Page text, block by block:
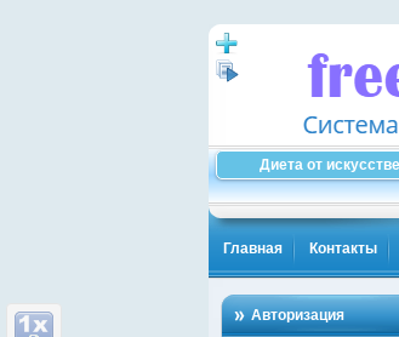
Диета от
Главная Контакты
Авторизация